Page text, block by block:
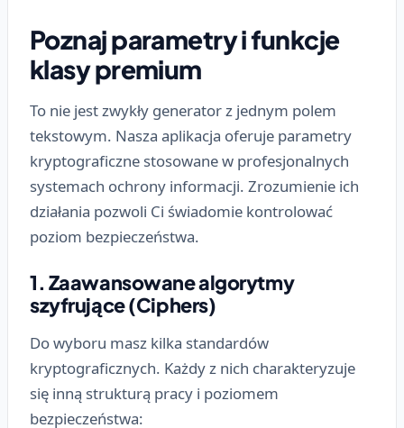
Poznaj parametry i funkcje
klasy premium
To nie jest zwykły generator z jednym polem
tekstowym. Nasza aplikacja oferuje parametry
kryptograficzne stosowane w profesjonalnych
systemach ochrony informacji. Zrozumienie ich
działania pozwoli Ci świadomie kontrolować
poziom bezpieczeństwa.
1. Zaawansowane algorytmy
szyfrujące (Ciphers)
Do wyboru masz kilka standardów
kryptograficznych. Każdy z nich charakteryzuje
się inną strukturą pracy i poziomem
bezpieczeństwa: